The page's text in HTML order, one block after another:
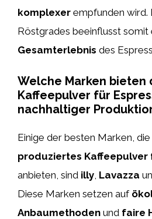
komplexer empfunden wird.
Röstgrades beeinflusst somit
Gesamterlebnis des
Welche Marken bieten
Kaffeepulver für
nachhaltiger
Einige der besten Marken, die
produziertes Kaffeepulver
anbieten, sind illy, Lavazza
Diese Marken setzen auf
Anbaumethoden und faire